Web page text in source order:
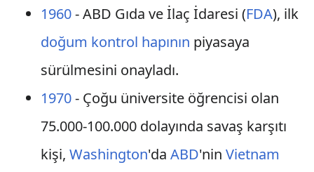
1960- ABD Gıda ve İlaç İdaresi (FDA), ilk
doğum kontrol hapının piyasaya
sürülmesini onayladı.
1970- Çoğu üniversite öğrencisi olan
75.000-100.000 dolayında savaş karşıtı
kişi, Washington'da ABD'nin Vietnam